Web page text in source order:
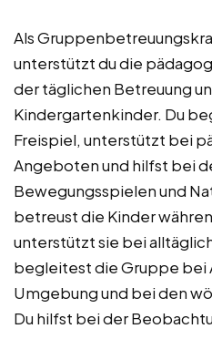
Als
unterstützt du die
der täglichen Betreuung
Kindergartenkinder. Du
Freispiel, unterstützt bei
Angeboten und hilfst bei
Bewegungsspielen und
betreust die Kinder
unterstützt sie bei
begleitest die Gruppe bei
Umgebung und bei den
Du hilfst bei der